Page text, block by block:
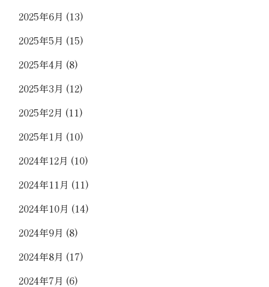
2025年6月 (13)
2025年5月 (15)
2025年4月 (8)
2025年3月 (12)
2025年2月 (11)
2025年1月 (10)
2024年12月 (10)
2024年11月 (11)
2024年10月 (14)
2024年9月 (8)
2024年8月 (17)
2024年7月 (6)